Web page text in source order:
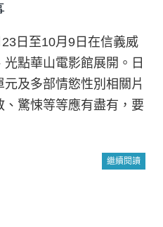
日至10月9日在信義威
點華山電影館展開。日
及多部情慾性別相關片
驚悚等等應有盡有，要
繼續閱讀